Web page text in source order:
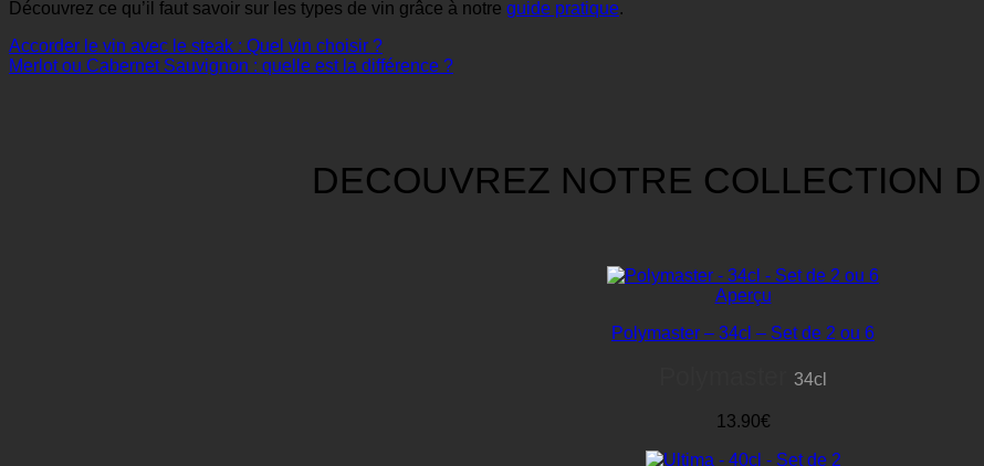
Découvrez ce qu’il faut savoir sur les types de vin grâce à notre guide pratique.
Accorder le vin avec le steak : Quel vin choisir ?
Merlot ou Cabernet Sauvignon : quelle est la différence ?
DECOUVREZ NOTRE COLLECTION
Aperçu
Polymaster – 34cl – Set de 2 ou 6
34cl
13.90€